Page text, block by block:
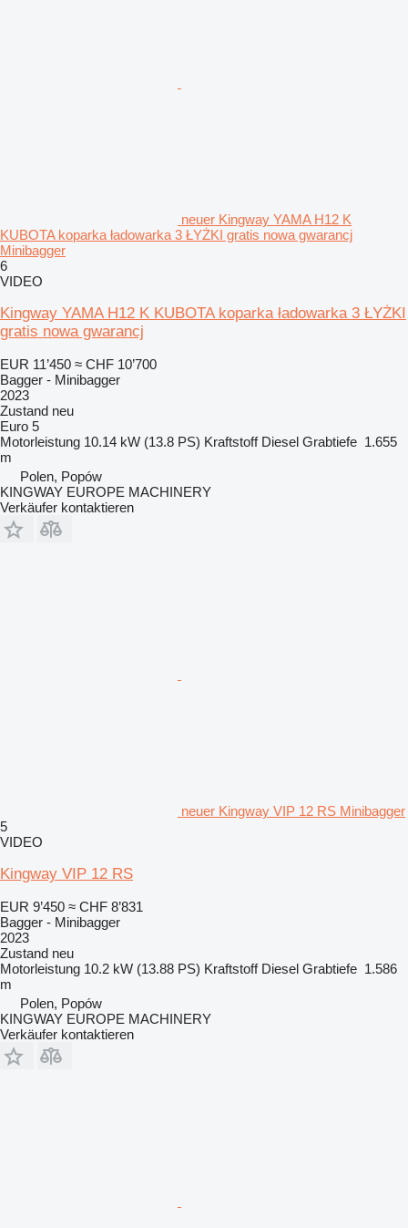
neuer Kingway YAMA H12 K
KUBOTA koparka ładowarka 3 ŁYŻKI gratis nowa gwarancj
Minibagger
6
VIDEO
Kingway YAMA H12 K KUBOTA koparka ładowarka 3 ŁYŻKI
gratis nowa gwarancj
EUR 11’450 ≈ CHF 10’700
Bagger - Minibagger
2023
Zustand neu
Euro 5
Motorleistung 10.14 kW (13.8 PS) Kraftstoff Diesel Grabtiefe 1.655
m
Polen, Popów
KINGWAY EUROPE MACHINERY
Verkäufer kontaktieren
neuer Kingway VIP 12 RS Minibagger
5
VIDEO
Kingway VIP 12 RS
EUR 9’450 ≈ CHF 8’831
Bagger - Minibagger
2023
Zustand neu
Motorleistung 10.2 kW (13.88 PS) Kraftstoff Diesel Grabtiefe 1.586
m
Polen, Popów
KINGWAY EUROPE MACHINERY
Verkäufer kontaktieren